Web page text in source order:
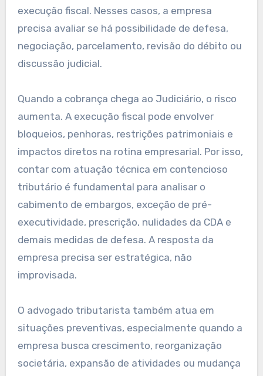
execução fiscal. Nesses casos, a empresa
precisa avaliar se há possibilidade de defesa,
negociação, parcelamento, revisão do débito ou
discussão judicial.
Quando a cobrança chega ao Judiciário, o risco
aumenta. A execução fiscal pode envolver
bloqueios, penhoras, restrições patrimoniais e
impactos diretos na rotina empresarial. Por isso,
contar com atuação técnica em contencioso
tributário é fundamental para analisar o
cabimento de embargos, exceção de pré-
executividade, prescrição, nulidades da CDA e
demais medidas de defesa. A resposta da
empresa precisa ser estratégica, não
improvisada.
O advogado tributarista também atua em
situações preventivas, especialmente quando a
empresa busca crescimento, reorganização
societária, expansão de atividades ou mudança